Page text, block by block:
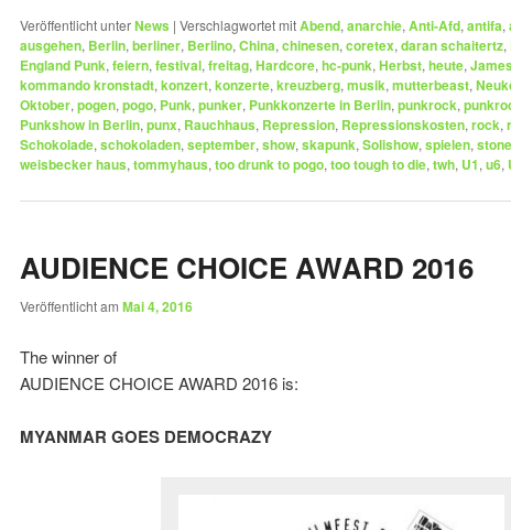
Veröffentlicht unterNews | Verschlagwortet mitAbend, anarchie, Anti-Afd, antifa,
ausgehen, Berlin, berliner, Berlino, China, chinesen, coretex, daran schaitertz,
England Punk, feiern, festival, freitag, Hardcore, hc-punk, Herbst, heute,
kommando kronstadt, konzert, konzerte, kreuzberg, musik, mutterbeast,
Oktober, pogen, pogo, Punk, punker, Punkkonzerte in Berlin, punkrock,
Punkshow in Berlin, punx, Rauchhaus, Repression, Repressionskosten, rock,
Schokolade, schokoladen, september, show, skapunk, Solishow, spielen,
weisbecker haus, tommyhaus, too drunk to pogo, too tough to die, twh, U1, u6,
AUDIENCE CHOICE AWARD 2016
Veröffentlicht am Mai 4, 2016
The winner of
AUDIENCE CHOICE AWARD 2016 is:
MYANMAR GOES DEMOCRAZY